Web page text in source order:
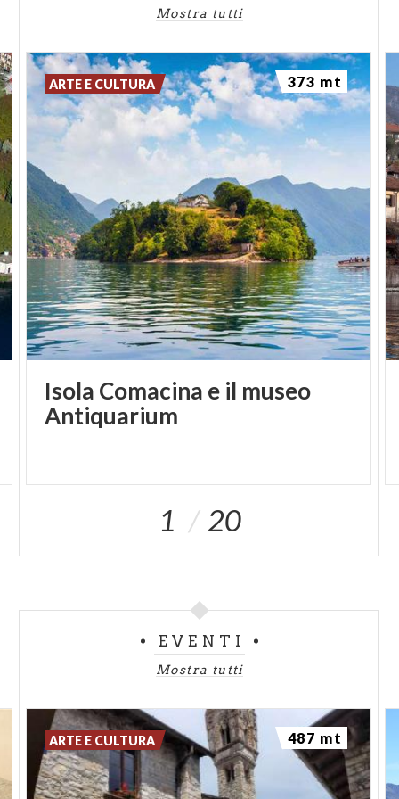
archeologica sull'isola e dalMuseo Antiquarium
Mostra tutti
Isola Comacina e il museo
Antiquarium
ARTE E CULTURA 373 mt
1 20
EVENTI
Mostra tutti
ARTE E CULTURA 487 mt